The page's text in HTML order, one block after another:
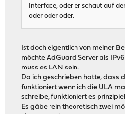
Interface, oder er schaut auf
oder oder oder.
Ist doch eigentlich von meiner
möchte AdGuard Server als
muss es LAN sein.
Da ich geschrieben hatte, dass
funktioniert wenn ich die ULA
schreibe, funktioniert es
Es gäbe rein theoretisch zwei